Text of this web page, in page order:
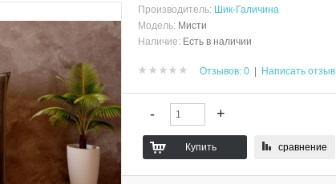
Производитель: Шик-Галичина
Модель: Мисти
Наличие: Есть в наличии
Отзывов: 0 | Написать отзыв
сравнение